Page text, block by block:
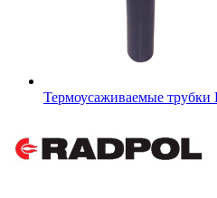
Термоусаживаемые трубки